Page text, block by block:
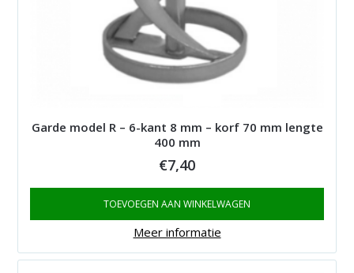
Garde model R – 6-kant 8 mm – korf 70 mm lengte
400 mm
€7,40
TOEVOEGEN AAN WINKELWAGEN
Meer informatie